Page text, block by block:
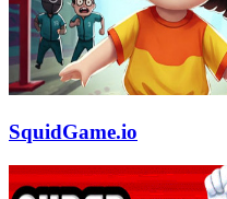
SquidGame.io